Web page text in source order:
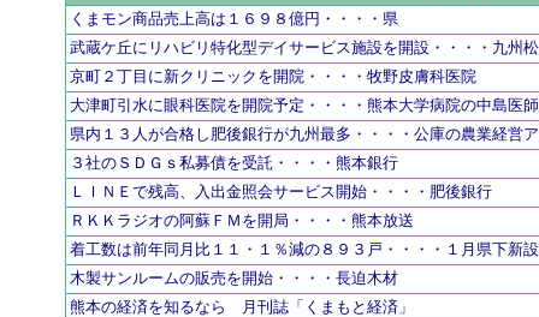
くまモン商品売上高は１６９８億円・・・・県
武蔵ケ丘にリハビリ特化型デイサービス施設を開設・・・・九州
京町２丁目に新クリニックを開院・・・・牧野皮膚科医院
大津町引水に眼科医院を開院予定・・・・熊本大学病院の中島医師
県内１３人が合格し肥後銀行が九州最多・・・・公庫の農業経営
３社のＳＤＧｓ私募債を受託・・・・熊本銀行
ＬＩＮＥで残高、入出金照会サービス開始・・・・肥後銀行
ＲＫＫラジオの阿蘇ＦＭを開局・・・・熊本放送
着工数は前年同月比１１・１％減の８９３戸・・・・１月県下新
木製サンルームの販売を開始・・・・長迫木材
熊本の経済を知るなら 月刊誌「くまもと経済」